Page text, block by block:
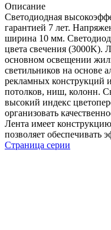
Описание
Светодиодная
гарантией 7 лет.
ширина 10 мм.
цвета свечения (3000K).
основном освещении
светильников на основе
рекламных конструкций
потолков, ниш, колонн.
высокий индекс
организовать
Лента имеет
позволяет обеспечивать
Страница серии